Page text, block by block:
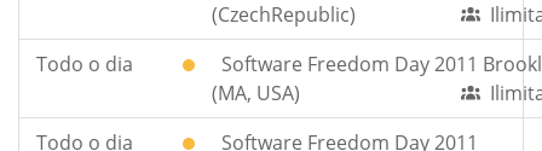
(CzechRepublic)
Todo o dia
Software Freedom Day 2011
(MA, USA)
Todo o dia
Software Freedom Day 2011